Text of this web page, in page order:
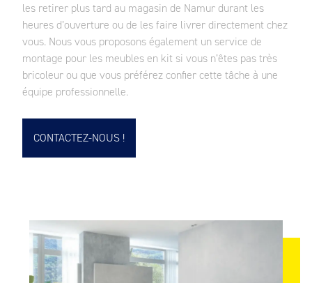
les retirer plus tard au magasin de Namur durant les
heures d’ouverture ou de les faire livrer directement chez
vous. Nous vous proposons également un service de
montage pour les meubles en kit si vous n’êtes pas très
bricoleur ou que vous préférez confier cette tâche à une
équipe professionnelle.
CONTACTEZ-NOUS !